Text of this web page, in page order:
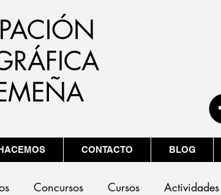
Concursos Cursos Actividades
CONTACTO BLOG